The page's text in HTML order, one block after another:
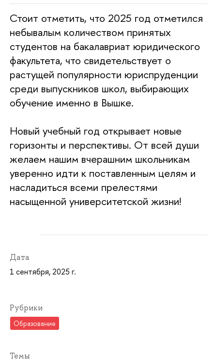
Стоит отметить, что 2025 год отметился
небывалым количеством принятых
студентов на бакалавриат юридического
факультета, что свидетельствует о
растущей популярности юриспруденции
среди выпускников школ, выбирающих
обучение именно в Вышке.
Новый учебный год открывает новые
горизонты и перспективы. От всей души
желаем нашим вчерашним школьникам
уверенно идти к поставленным целям и
насладиться всеми прелестями
насыщенной университетской жизни!
Дата
1 сентября, 2025 г.
Рубрики
Образование
Темы